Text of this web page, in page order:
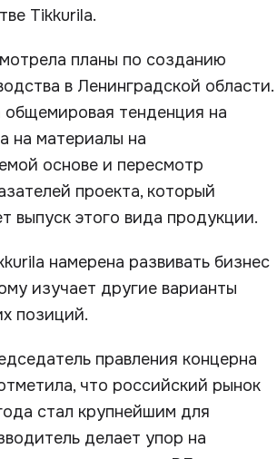
Tikkurila.
планы по созданию
в Ленинградской области.
тенденция на
на материалы на
основе и пересмотр
проекта, который
выпуск этого вида продукции.
намерена развивать бизнес
изучает другие варианты
позиций.
правления концерна
что российский рынок
стал крупнейшим для
делает упор на